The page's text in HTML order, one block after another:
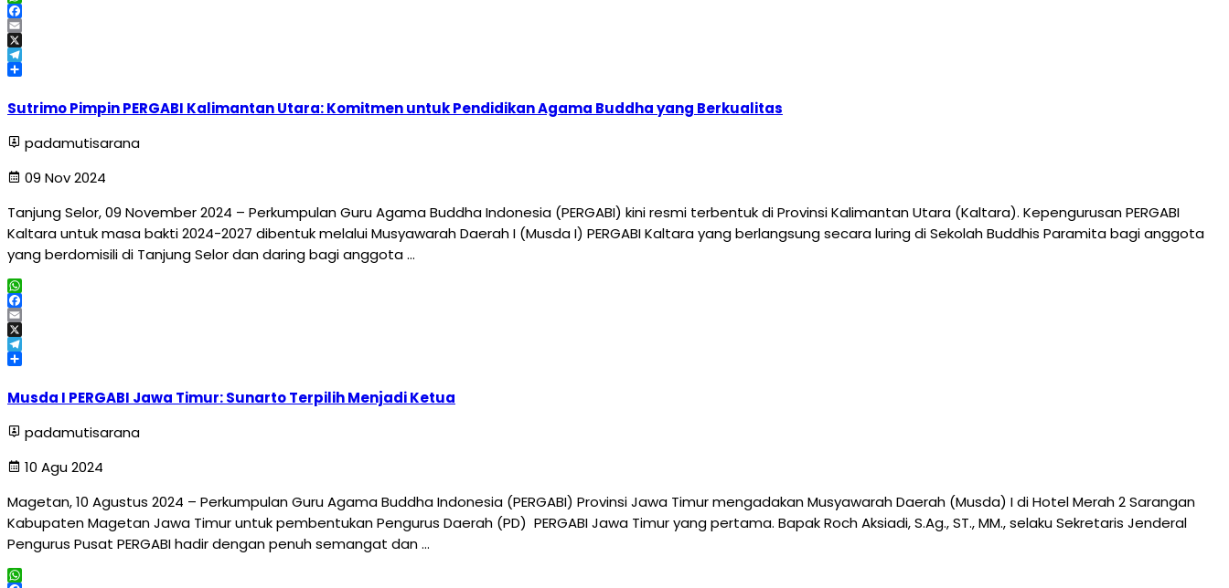
WhatsApp
Facebook
Email
X
Telegram
Sutrimo Pimpin PERGABI Kalimantan Utara: Komitmen untuk Pendidikan Agama Buddha yang Berkualitas
padamutisarana
09 Nov 2024
Tanjung Selor, 09 November 2024 – Perkumpulan Guru Agama Buddha Indonesia (PERGABI) kini resmi terbentuk di Provinsi Kalimantan Utara (Kaltara). Kepengurusan PERGABI
Kaltara untuk masa bakti 2024-2027 dibentuk melalui Musyawarah Daerah I (Musda I) PERGABI Kaltara yang berlangsung secara luring di Sekolah Buddhis Paramita bagi anggota
yang berdomisili di Tanjung Selor dan daring bagi anggota …
WhatsApp
Facebook
Email
X
Telegram
Musda I PERGABI Jawa Timur: Sunarto Terpilih Menjadi Ketua
padamutisarana
10 Agu 2024
Magetan, 10 Agustus 2024 – Perkumpulan Guru Agama Buddha Indonesia (PERGABI) Provinsi Jawa Timur mengadakan Musyawarah Daerah (Musda) I di Hotel Merah 2 Sarangan
Kabupaten Magetan Jawa Timur untuk pembentukan Pengurus Daerah (PD) PERGABI Jawa Timur yang pertama. Bapak Roch Aksiadi, S.Ag., ST., MM., selaku Sekretaris Jenderal
Pengurus Pusat PERGABI hadir dengan penuh semangat dan …